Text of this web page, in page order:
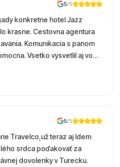
5/5
konkretne hotel Jazz
krasne. Cestovna agentura
Komunikacia s panom
Vsetko vysvetlil aj vo
ospravedlnujem. Hotel
prostredie, more,
5/5
Travelco,už teraz aj Idem
srdca poďakovať za
dovolenky v Turecku.